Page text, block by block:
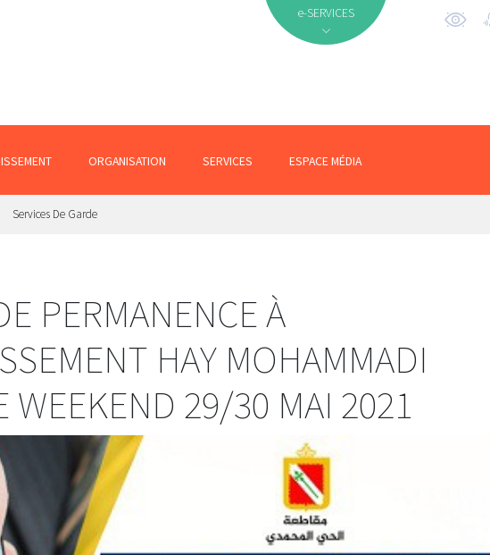
e-SERVICES
ORGANISATION SERVICES ESPACE MÉDIA
Services De Garde
PERMANENCE À
HAY MOHAMMADI
WEEKEND 29/30 MAI 2021